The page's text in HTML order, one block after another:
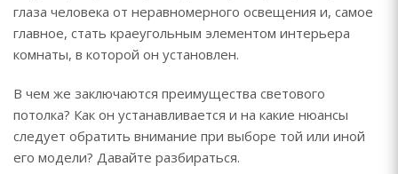
глаза человека от неравномерного освещения и, самое
главное, стать краеугольным элементом интерьера
комнаты, в которой он установлен.
В чем же заключаются преимущества светового
потолка? Как он устанавливается и на какие нюансы
следует обратить внимание при выборе той или иной
его модели? Давайте разбираться.